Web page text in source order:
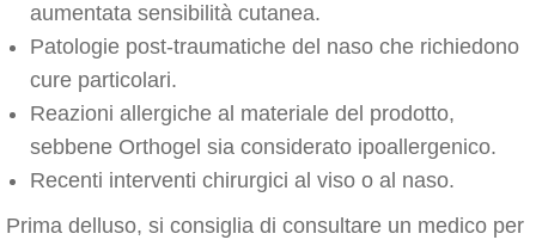
aumentata sensibilità cutanea.
Patologie post-traumatiche del naso che richiedono
cure particolari.
Reazioni allergiche al materiale del prodotto,
sebbene Orthogel sia considerato ipoallergenico.
Recenti interventi chirurgici al viso o al naso.
Prima delluso, si consiglia di consultare un medico per